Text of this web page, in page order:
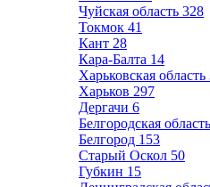
Чуйская область 328
Токмок 41
Кант 28
Кара-Балта 14
Харьковская область
Харьков 297
Дергачи 6
Белгородская область
Белгород 153
Старый Оскол 50
Губкин 15